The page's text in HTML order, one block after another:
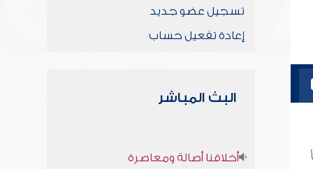
تسجيل عضو جديد
إعادة تفعيل حساب
البث المباشر
أخلاقنا أصالة ومعاصرة